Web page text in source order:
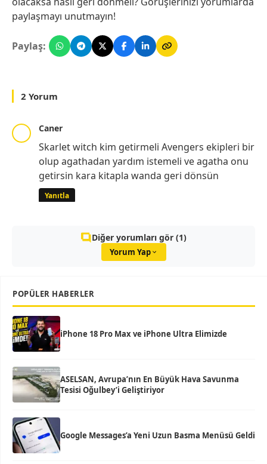
paylaşmayı unutmayın!
Paylaş:
2 Yorum
Caner
Skarlet witch kim getirmeli Avengers ekipleri bir
olup agathadan yardım istemeli ve agatha onu
getirsin kara kitapla wanda geri dönsün
Yanıtla
Diğer yorumları gör (1)
Yorum Yap
POPÜLER HABERLER
iPhone 18 Pro Max ve iPhone Ultra Elimizde
ASELSAN, Avrupa’nın En Büyük Hava Savunma
Tesisi Oğulbey’i Geliştiriyor
Google Messages’a Yeni Uzun Basma Menüsü Geldi